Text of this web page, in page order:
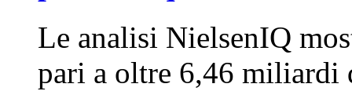
Le analisi NielsenIQ
pari a oltre 6,46